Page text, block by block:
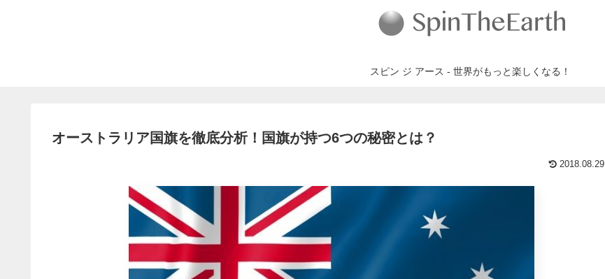
スピン ジ アース - 世界がもっと楽しくなる！
オーストラリア国旗を徹底分析！国旗が持つ6つの秘密とは？
2018.08.29